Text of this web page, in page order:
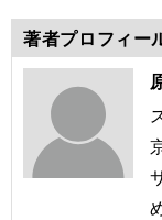
著者プロフィー